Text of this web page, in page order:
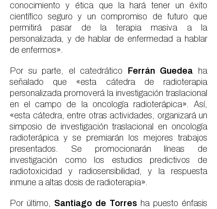
conocimiento y ética que la hará tener un éxito
científico seguro y un compromiso de futuro que
permitirá pasar de la terapia masiva a la
personalizada, y de hablar de enfermedad a hablar
de enfermos».
Por su parte, el catedrático Ferrán Guedea ha
señalado que «esta cátedra de radioterapia
personalizada promoverá la investigación traslacional
en el campo de la oncología radioterápica». Así,
«esta cátedra, entre otras actividades, organizará un
simposio de investigación traslacional en oncología
radioterápica y se premiarán los mejores trabajos
presentados. Se promocionarán líneas de
investigación como los estudios predictivos de
radiotoxicidad y radiosensibilidad, y la respuesta
inmune a altas dosis de radioterapia».
Por último, Santiago de Torres ha puesto énfasis